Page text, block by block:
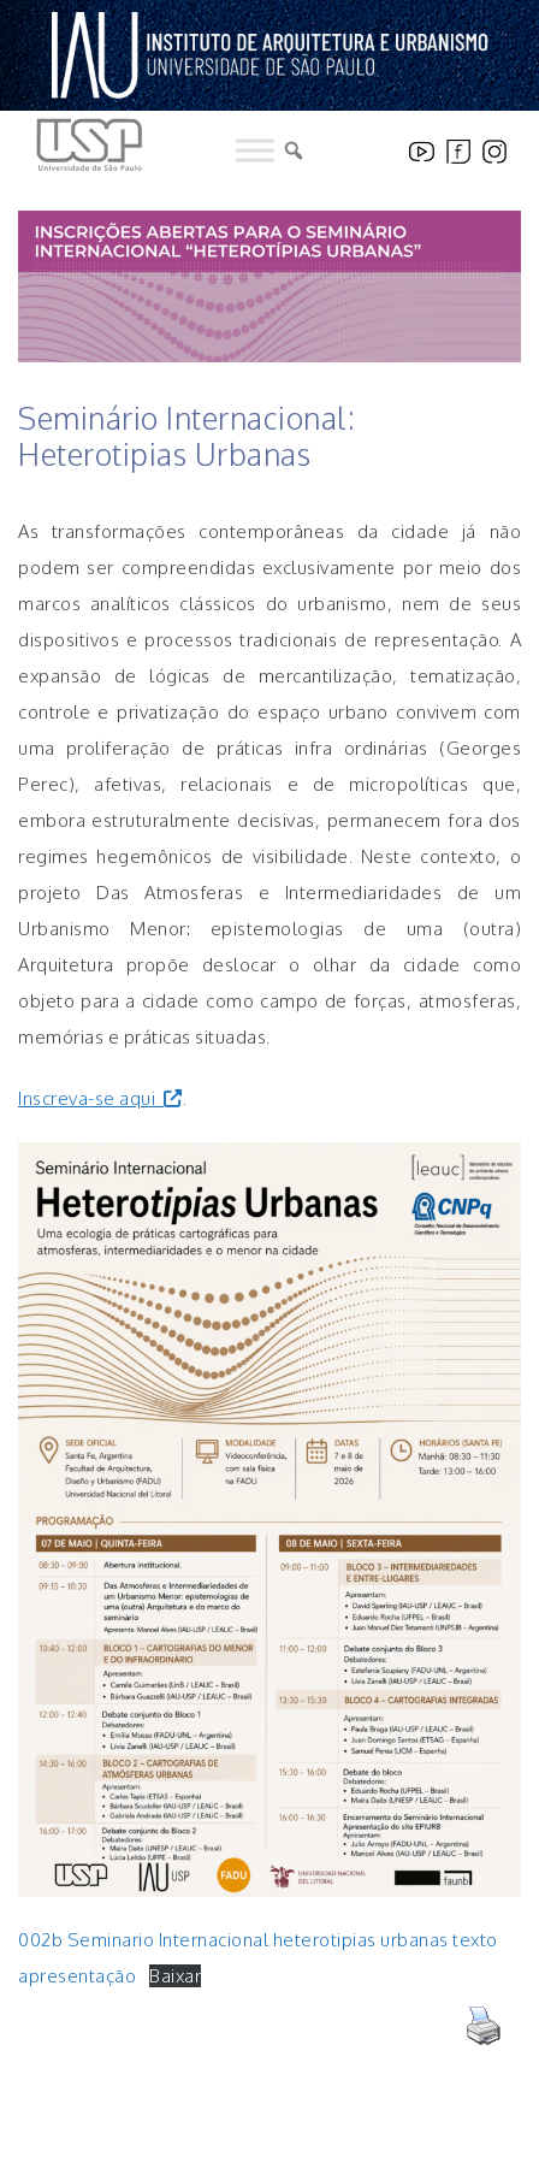
Pular
para
o
conteúdo
Seminário Internacional:
Heterotipias Urbanas
As transformações contemporâneas da cidade já não
podem ser compreendidas exclusivamente por meio dos
marcos analíticos clássicos do urbanismo, nem de seus
dispositivos e processos tradicionais de representação. A
expansão de lógicas de mercantilização, tematização,
controle e privatização do espaço urbano convivem com
uma proliferação de práticas infra ordinárias (Georges
Perec), afetivas, relacionais e de micropolíticas que,
embora estruturalmente decisivas, permanecem fora dos
regimes hegemônicos de visibilidade. Neste contexto, o
projeto Das Atmosferas e Intermediaridades de um
Urbanismo Menor: epistemologias de uma (outra)
Arquitetura propõe deslocar o olhar da cidade como
objeto para a cidade como campo de forças, atmosferas,
memórias e práticas situadas.
Inscreva-se aqui .
002b Seminario Internacional heterotipias urbanas texto
apresentação
Baixar